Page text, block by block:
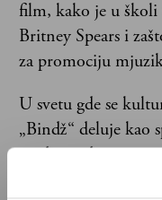
film, kako je u školi
Britney Spears i
za promociju
U svetu gde se
„Bindž“ deluje kao
suzdržan da
podcast koji sa